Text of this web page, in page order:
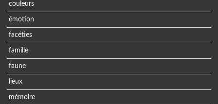
couleurs
émotion
facéties
famille
faune
lieux
mémoire